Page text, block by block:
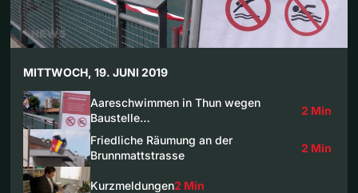
MITTWOCH, 19. JUNI 2019
Aareschwimmen in Thun wegen
Baustelle…
2 Min
Friedliche Räumung an der
Brunnmattstrasse
2 Min
Kurzmeldungen2 Min